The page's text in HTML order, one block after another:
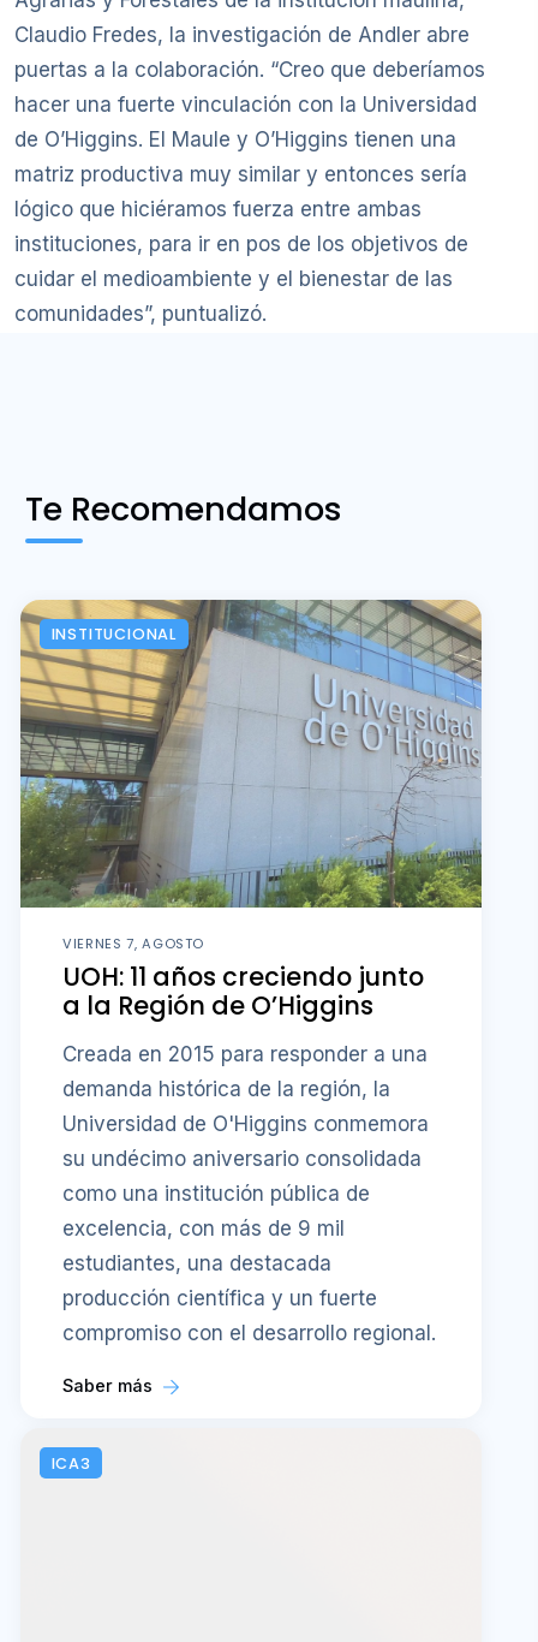
Claudio Fredes, la investigación de Andler abre
puertas a la colaboración. “Creo que deberíamos
hacer una fuerte vinculación con la Universidad
de O’Higgins. El Maule y O’Higgins tienen una
matriz productiva muy similar y entonces sería
lógico que hiciéramos fuerza entre ambas
instituciones, para ir en pos de los objetivos de
cuidar el medioambiente y el bienestar de las
comunidades”, puntualizó.
Te Recomendamos
INSTITUCIONAL
VIERNES 7, AGOSTO
UOH: 11 años creciendo junto
a la Región de O’Higgins
Creada en 2015 para responder a una
demanda histórica de la región, la
Universidad de O'Higgins conmemora
su undécimo aniversario consolidada
como una institución pública de
excelencia, con más de 9 mil
estudiantes, una destacada
producción científica y un fuerte
compromiso con el desarrollo regional.
Saber más
ICA3